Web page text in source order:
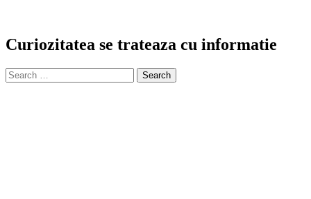
Curiozitatea se trateaza cu informatie
Search
for: